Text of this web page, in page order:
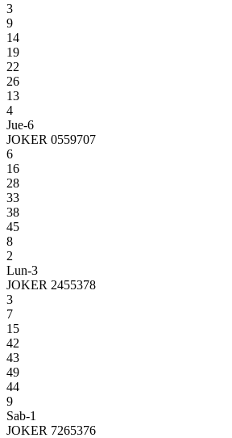
3
9
14
19
22
26
13
4
Jue-6
JOKER 0559707
6
16
28
33
38
45
8
2
Lun-3
JOKER 2455378
3
7
15
42
43
49
44
9
Sab-1
JOKER 7265376